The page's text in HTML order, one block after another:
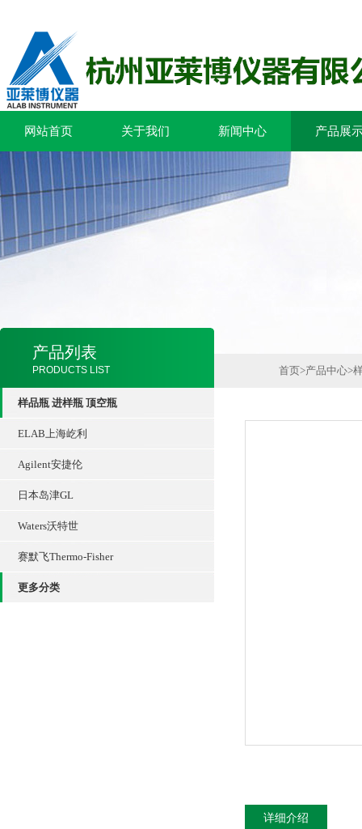
网站首页 关于我们 新闻中心 产品展
产品列表
PRODUCTS LIST
样品瓶 进样瓶 顶空瓶
ELAB上海屹利
Agilent安捷伦
日本岛津GL
Waters沃特世
赛默飞Thermo-Fisher
更多分类
首页>产品中心>
详细介绍